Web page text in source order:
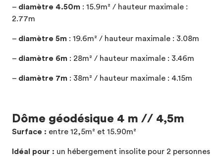
– diamètre 4.50m : 15.9m² / hauteur maximale :
2.77m
– diamètre 5m : 19.6m² / hauteur maximale : 3.08m
– diamètre 6m : 28m² / hauteur maximale : 3.46m
– diamètre 7m : 38m² / hauteur maximale : 4.15m
Dôme géodésique 4 m // 4,5m
Surface : entre 12,5m² et 15.90m²
Idéal pour : un hébergement insolite pour 2 personnes